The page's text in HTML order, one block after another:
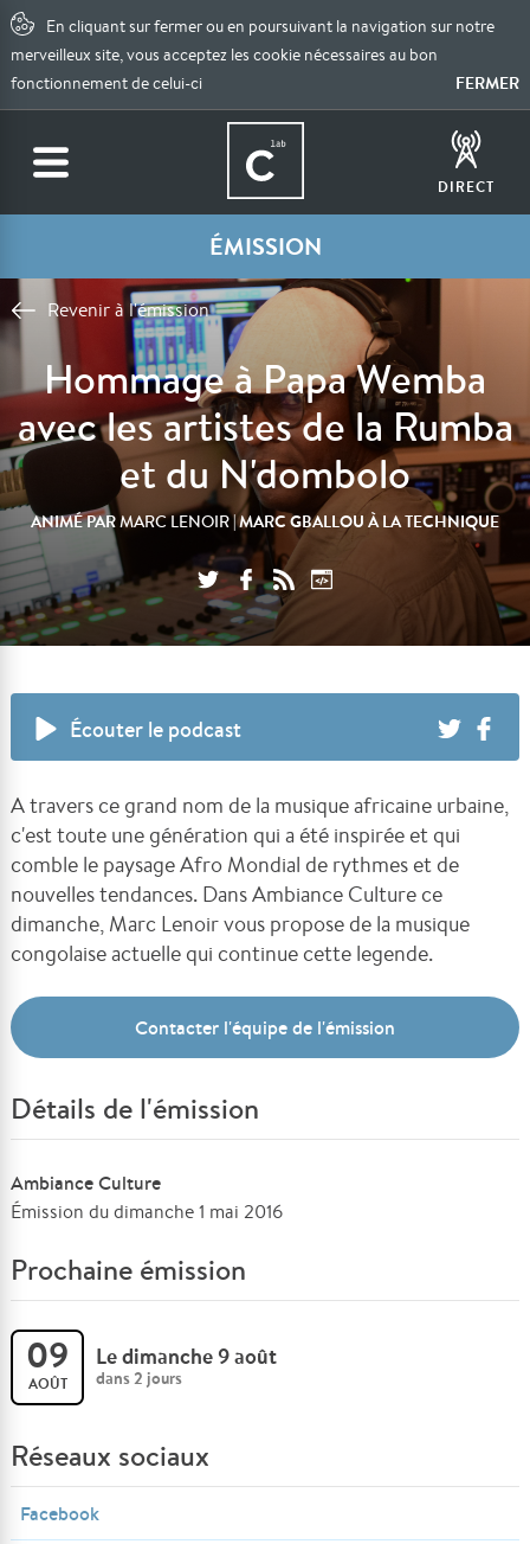
En cliquant sur fermer ou en poursuivant la navigation sur notre
merveilleux site, vous acceptez les cookie nécessaires au bon
fonctionnement de celui-ci
FERMER
DIRECT
ÉMISSION
Revenir à l'émission
Hommage à Papa Wemba
avec les artistes de la Rumba
et du N'dombolo
ANIMÉ PARMARC LENOIR| MARC GBALLOU À LA TECHNIQUE
Écouter le podcast
A travers ce grand nom de la musique africaine urbaine,
c'est toute une génération qui a été inspirée et qui
comble le paysage Afro Mondial de rythmes et de
nouvelles tendances. Dans Ambiance Culture ce
dimanche, Marc Lenoir vous propose de la musique
congolaise actuelle qui continue cette legende.
Contacter l'équipe de l'émission
Détails de l'émission
Ambiance Culture
Émission du dimanche 1 mai 2016
Prochaine émission
09
AOÛT
Le dimanche 9 août
dans 2 jours
Réseaux sociaux
Facebook